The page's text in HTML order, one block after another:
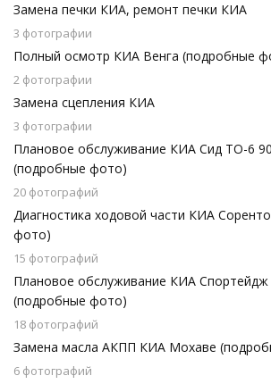
Замена печки КИА, ремонт печки КИА
3 фотографии
Полный осмотр КИА Венга (подробные
2 фотографии
Замена сцепления КИА
3 фотографии
Плановое обслуживание КИА Сид ТО-6
(подробные фото)
20 фотографий
Диагностика ходовой части КИА
фото)
15 фотографий
Плановое обслуживание КИА
(подробные фото)
18 фотографий
Замена масла АКПП КИА Мохаве
6 фотографий